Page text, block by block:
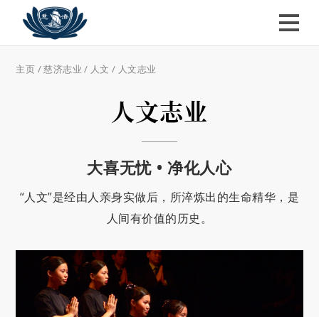
主页 /慈济志业 / 人文 / 人文志业
人文志业
大喜无忧 • 净化人心
“人文”是经由人亲身实做后，所淬炼出的生命精华，是
人间有价值的历史。